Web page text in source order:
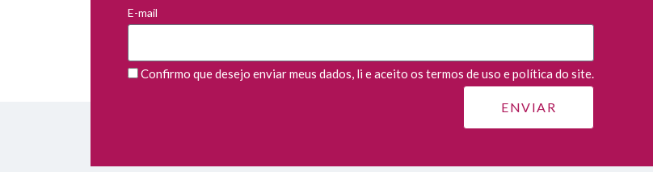
E-mail
Confirmo que desejo enviar meus dados, li e aceito os termos de uso e política do site.